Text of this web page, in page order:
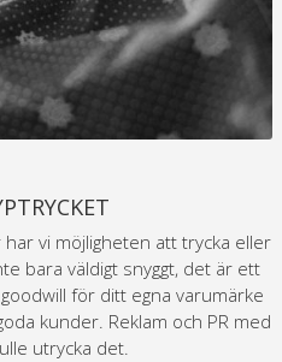
vi möjligheten att trycka eller
bara väldigt snyggt, det är ett
för ditt egna varumärke
kunder. Reklam och PR med
utrycka det.